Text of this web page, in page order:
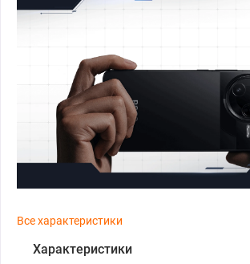
Все характеристики
Характеристики